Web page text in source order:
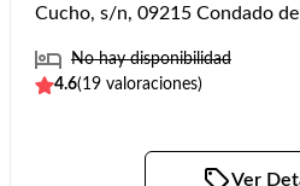
Cucho, s/n, 09215 Condado
No hay disponibilidad
4.6(19 valoraciones)
Ver